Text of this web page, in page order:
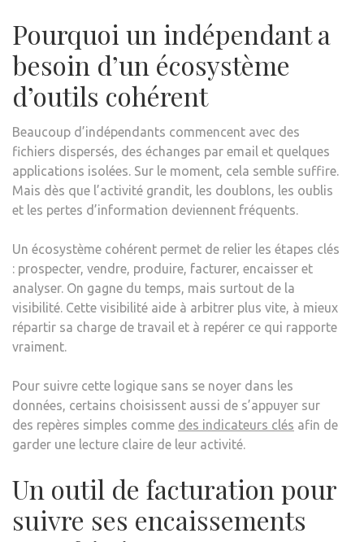
Pourquoi un indépendant a
besoin d’un écosystème
d’outils cohérent
Beaucoup d’indépendants commencent avec des
fichiers dispersés, des échanges par email et quelques
applications isolées. Sur le moment, cela semble suffire.
Mais dès que l’activité grandit, les doublons, les oublis
et les pertes d’information deviennent fréquents.
Un écosystème cohérent permet de relier les étapes clés
: prospecter, vendre, produire, facturer, encaisser et
analyser. On gagne du temps, mais surtout de la
visibilité. Cette visibilité aide à arbitrer plus vite, à mieux
répartir sa charge de travail et à repérer ce qui rapporte
vraiment.
Pour suivre cette logique sans se noyer dans les
données, certains choisissent aussi de s’appuyer sur
des repères simples comme des indicateurs clés afin de
garder une lecture claire de leur activité.
Un outil de facturation pour
suivre ses encaissements